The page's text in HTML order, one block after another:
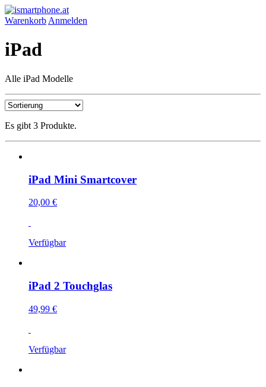
Warenkorb Anmelden
iPad
Alle iPad Modelle
Es gibt 3 Produkte.
iPad Mini Smartcover
20,00 €
Verfügbar
iPad 2 Touchglas
49,99 €
Verfügbar